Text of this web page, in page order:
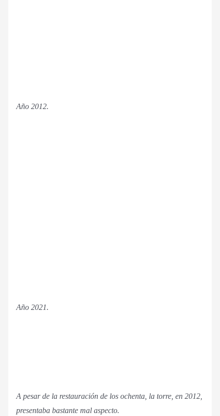
Año 2012.
Año 2021.
A pesar de la restauración de los ochenta, la torre, en 2012,
presentaba bastante mal aspecto.